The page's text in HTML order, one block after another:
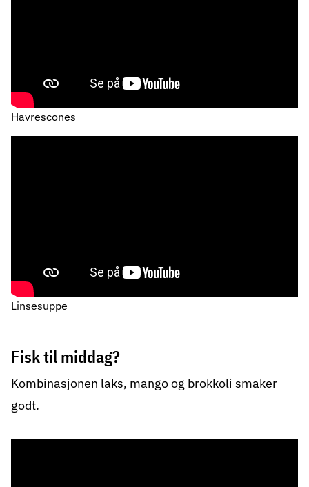
Havrescones
Linsesuppe
Fisk til middag?
Kombinasjonen laks, mango og brokkoli smaker
godt.